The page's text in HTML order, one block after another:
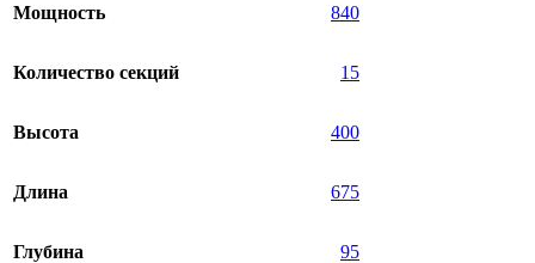
Мощность
840
Количество секций 15
Высота 400
Длина 675
Глубина 95